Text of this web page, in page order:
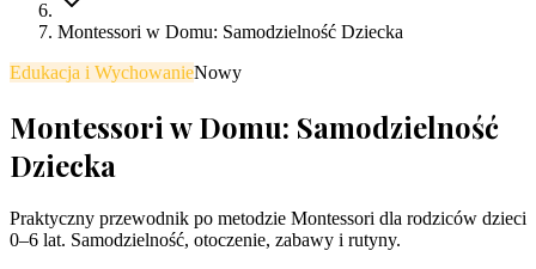
Montessori w Domu: Samodzielność Dziecka
Edukacja i WychowanieNowy
Montessori w Domu: Samodzielność
Dziecka
Praktyczny przewodnik po metodzie Montessori dla rodziców dzieci
0–6 lat. Samodzielność, otoczenie, zabawy i rutyny.